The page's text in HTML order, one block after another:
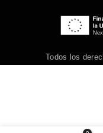
Devoluciones
Preguntas
Aviso legal
Todos los